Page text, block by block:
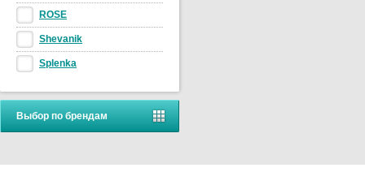
ROSE
Shevanik
Splenka
Выбор по брендам